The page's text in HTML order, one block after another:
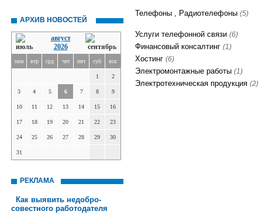
АРХИВ НОВОСТЕЙ
август
2026
пон втр срд чет пят суб вск
1 2
3 4 5 6 7 8 9
10 11 12 13 14 15 16
17 18 19 20 21 22 23
24 25 26 27 28 29 30
31
РЕКЛАМА
Как выявить недобро­
совестного работодателя
Телефоны , Радиотелефоны (5)
Услуги телефонной связи (6)
Финансовый консалтинг (1)
Хостинг (6)
Электромонтажные работы (1)
Электротехническая продукция (2)